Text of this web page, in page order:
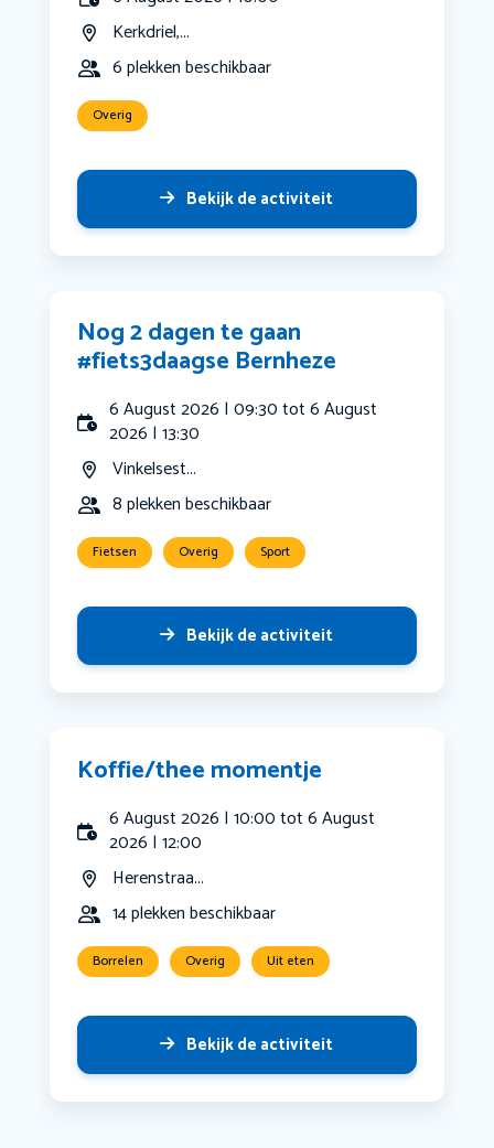
Kerkdriel,...
6 plekken beschikbaar
Overig
Bekijk de activiteit
Nog 2 dagen te gaan
#fiets3daagse Bernheze
6 August 2026 | 09:30 tot 6 August
2026 | 13:30
Vinkelsest...
8 plekken beschikbaar
Fietsen Overig Sport
Bekijk de activiteit
Koffie/thee momentje
6 August 2026 | 10:00 tot 6 August
2026 | 12:00
Herenstraa...
14 plekken beschikbaar
Borrelen Overig Uit eten
Bekijk de activiteit